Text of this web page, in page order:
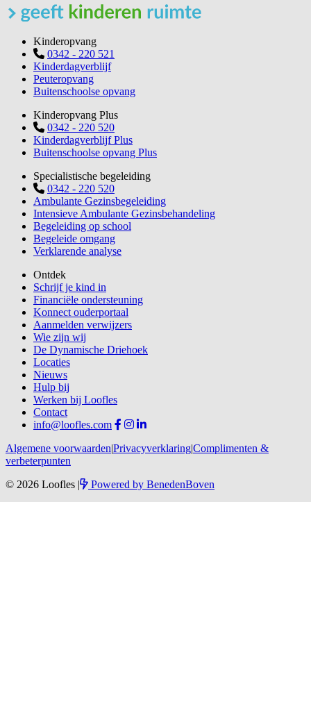
Kinderopvang
0342 - 220 521
Kinderdagverblijf
Peuteropvang
Buitenschoolse opvang
Kinderopvang Plus
0342 - 220 520
Kinderdagverblijf Plus
Buitenschoolse opvang Plus
Specialistische begeleiding
0342 - 220 520
Ambulante Gezinsbegeleiding
Intensieve Ambulante Gezinsbehandeling
Begeleiding op school
Begeleide omgang
Verklarende analyse
Ontdek
Schrijf je kind in
Financiële ondersteuning
Konnect ouderportaal
Aanmelden verwijzers
Wie zijn wij
De Dynamische Driehoek
Locaties
Nieuws
Hulp bij
Werken bij Loofles
Contact
info@loofles.com
Algemene voorwaarden|Privacyverklaring|Complimenten &
verbeterpunten
© 2026 Loofles | Powered by BenedenBoven